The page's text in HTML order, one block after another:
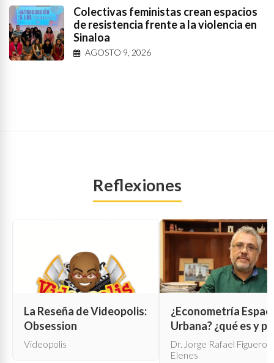
Colectivas feministas crean espacios
de resistencia frente a la violencia en
Sinaloa
AGOSTO 9, 2026
Reflexiones
La Reseña de Videopolis:
Obsession
Videopolis
¿Econometría
Urbana? ¿qué es y
qué sirve?
Dr. Jorge Rafael Figueroa
Elenes